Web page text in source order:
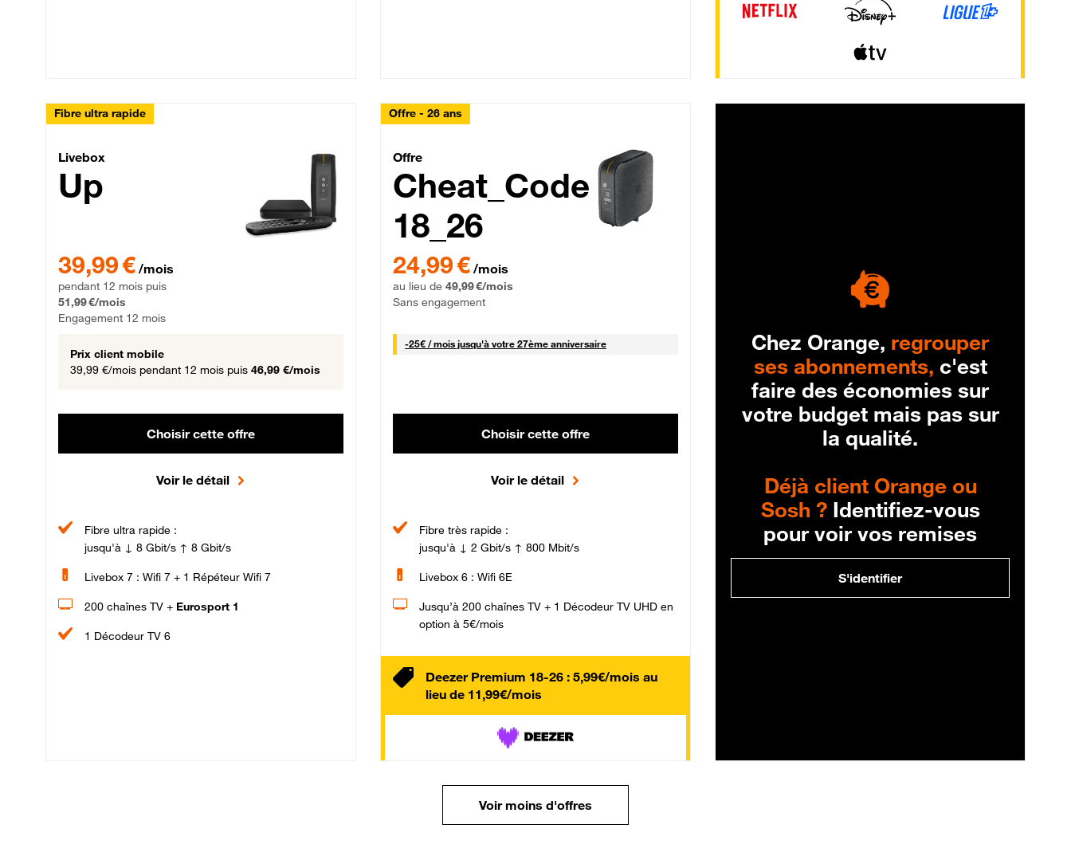
Fibre ultra rapide
Livebox Up Fibre
Livebox
Up
39,99 € /mois
pendant 12 mois puis
51,99 €/mois
Engagement 12 mois
Prix client mobile
39,99 €/mois pendant 12 mois puis 46,99 €/mois
Choisir cette offre
Voir le détail
Fibre ultra rapide :
jusqu'à ↓ 8 Gbit/s ↑ 8 Gbit/s
Livebox 7 : Wifi 7 + 1 Répéteur Wifi 7
200 chaînes TV + Eurosport 1
1 Décodeur TV 6
Offre - 26 ans
Cheat_Code Fibre_18_26
Offre
Cheat_Code
18_26
24,99 € /mois
au lieu de 49,99 €/mois
Sans engagement
-25€ / mois25 € par mois
jusqu'à votre 27ème anniversaire
Choisir cette offre
Voir le détail
Fibre très rapide :
jusqu'à ↓ 2 Gbit/s ↑ 800 Mbit/s
Livebox 6 : Wifi 6E
Jusqu’à 200 chaînes TV + 1 Décodeur TV UHD en
option à 5€/mois
Deezer Premium 18-26 : 5,99€/mois au
lieu de 11,99€/mois
Chez Orange, regrouper
ses abonnements, c'est
faire des économies sur
votre budget mais pas sur
la qualité.
Déjà client Orange ou
Sosh ?Identifiez-vous
pour voir vos remises
S'identifier
Voir moins d'offres